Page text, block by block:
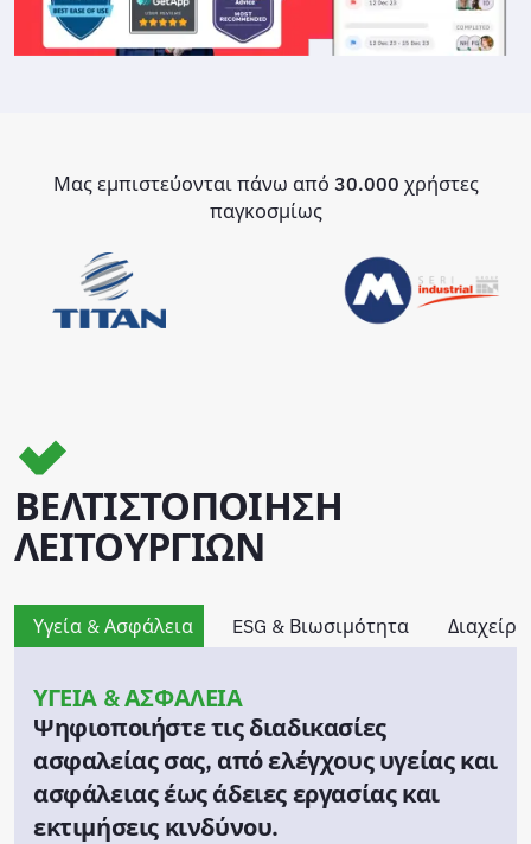
Μας εμπιστεύονται πάνω από 30.000 χρήστες
παγκοσμίως
ΒΕΛΤΙΣΤΟΠΟΙΗΣΗ
ΛΕΙΤΟΥΡΓΙΩΝ
Υγεία & Ασφάλεια ESG & Βιωσιμότητα
ΥΓΕΙΑ & ΑΣΦΑΛΕΙΑ
Ψηφιοποιήστε τις διαδικασίες
ασφαλείας σας, από ελέγχους υγείας και
ασφάλειας έως άδειες εργασίας και
εκτιμήσεις κινδύνου.